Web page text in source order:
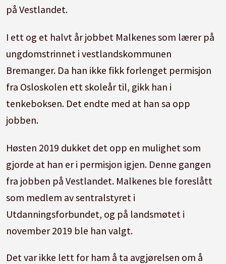
på Vestlandet.
I ett og et halvt år jobbet Malkenes som lærer på
ungdomstrinnet i vestlandskommunen
Bremanger. Da han ikke fikk forlenget permisjon
fra Osloskolen ett skoleår til, gikk han i
tenkeboksen. Det endte med at han sa opp
jobben.
Høsten 2019 dukket det opp en mulighet som
gjorde at han er i permisjon igjen. Denne gangen
fra jobben på Vestlandet. Malkenes ble foreslått
som medlem av sentralstyret i
Utdanningsforbundet, og på landsmøtet i
november 2019 ble han valgt.
Det var ikke lett for ham å ta avgjørelsen om å